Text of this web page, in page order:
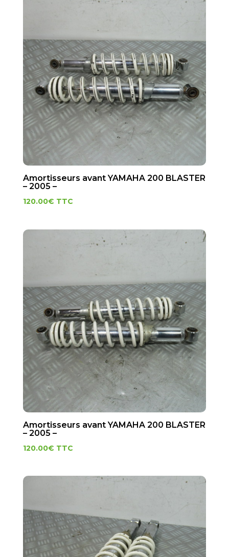
Amortisseurs avant YAMAHA 200 BLASTER
– 2005 –
120.00€ TTC
Amortisseurs avant YAMAHA 200 BLASTER
– 2005 –
120.00€ TTC